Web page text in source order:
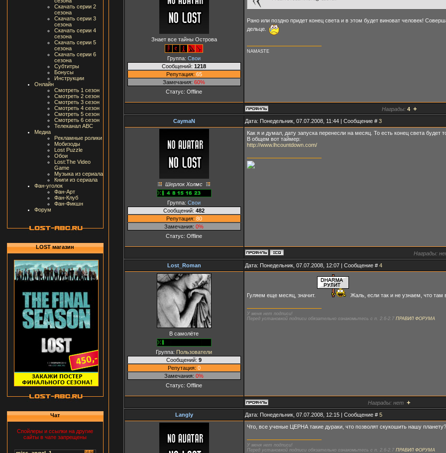
Скачать серии 2
сезона
Скачать серии 3
сезона
Скачать серии 4
сезона
Скачать серии 5
сезона
Скачать серии 6
сезона
Субтитры
Бонусы
Инструкции
Онлайн
Смотреть 1 сезон
Смотреть 2 сезон
Смотреть 3 сезон
Смотреть 4 сезон
Смотреть 5 сезон
Смотреть 6 сезон
Телеканал ABC
Медиа
Рекламные ролики
Мобизоды
Lost Puzzle
Обои
Lost:The Video
Game
Музыка из сериала
Книги из сериала
Фан-уголок
Фан-Арт
Фан-Клуб
Фан-Фикшн
Форум
LOST магазин
Чат
Спойлеры и ссылки на другие
сайты в чате запрещены
Знает все тайны Острова
Группа: Свои
Сообщений: 1218
Репутация: 65
Замечания: 60%
Статус: Offline
Рано или поздно придет конец света и в этом будет виноват человек!
дельце.
NAMASTE
Награды: 4 +
CaymaN Дата: Понедельник, 07.07.2008, 11:44 | Сообщение # 3
Шерлок Холмс
Группа: Свои
Сообщений: 482
Репутация: 80
Замечания: 0%
Статус: Offline
Как я и думал, дату запуска перенесли на месяц. То есть конец света будет
В общем вот таймер:
http://www.lhcountdown.com/
Награды:
Lost_Roman Дата: Понедельник, 07.07.2008, 12:07 | Сообщение # 4
В самолёте
Группа: Пользователи
Сообщений: 9
Репутация: 0
Замечания: 0%
Статус: Offline
Гуляем еще месяц, значит. Жаль, если так и не узнаем, что там
У меня нет подписи!
Перед установкой подписи обязательно ознакомьтесь с п. 2.6-2.7 ПРАВИЛ ФОРУМА
Награды: нет +
Langly Дата: Понедельник, 07.07.2008, 12:15 | Сообщение # 5
Что, все ученые ЦЕРНА такие дураки, что позволят скукошить нашу
У меня нет подписи!
Перед установкой подписи обязательно ознакомьтесь с п. 2.6-2.7 ПРАВИЛ ФОРУМА